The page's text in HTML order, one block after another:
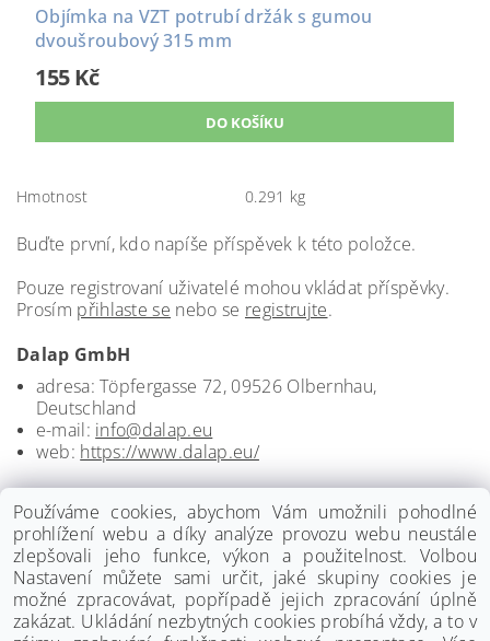
Objímka na VZT potrubí držák s gumou
dvoušroubový 315 mm
155 Kč
Hmotnost 0.291 kg
Buďte první, kdo napíše příspěvek k této položce.
Pouze registrovaní uživatelé mohou vkládat příspěvky.
Prosím přihlaste se nebo se registrujte.
Dalap GmbH
adresa: Töpfergasse 72, 09526 Olbernhau,
Deutschland
e-mail: info@dalap.eu
web: https://www.dalap.eu/
Používáme cookies, abychom Vám umožnili pohodlné
prohlížení webu a díky analýze provozu webu neustále
zlepšovali jeho funkce, výkon a použitelnost. Volbou
Nastavení můžete sami určit, jaké skupiny cookies je
možné zpracovávat, popřípadě jejich zpracování úplně
zakázat. Ukládání nezbytných cookies probíhá vždy, a to v